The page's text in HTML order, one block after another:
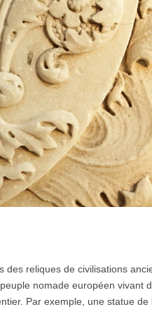
reliques de civilisations
peuple nomade européen vivant
Par exemple, une statue